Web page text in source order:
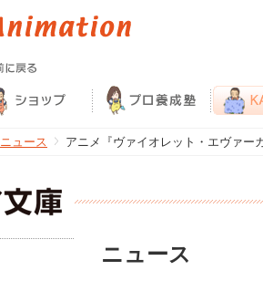
ニュース アニメ『ヴァイオレット・エヴァー
ニュース